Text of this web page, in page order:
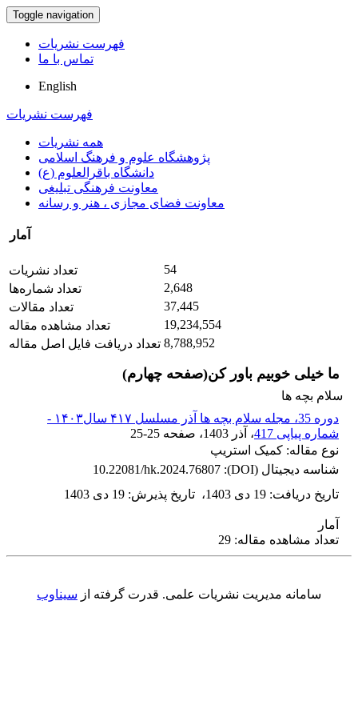
Toggle navigation
فهرست نشریات
تماس با ما
English
فهرست نشریات
همه نشریات
پژوهشگاه علوم و فرهنگ اسلامی
دانشگاه باقرالعلوم (ع)
معاونت فرهنگی تبلیغی
معاونت فضای مجازی ، هنر و رسانه
آمار
تعداد نشریات
54
تعداد شماره‌ها
2,648
تعداد مقالات
37,445
تعداد مشاهده مقاله
19,234,554
تعداد دریافت فایل اصل مقاله 8,788,952
ما خیلی خوبیم باور کن(صفحه چهارم)
سلام بچه ها
دوره 35، مجله سلام بچه ها آذر مسلسل ۴۱۷ سال۱۴۰۳ -
شماره پیاپی 417
، آذر 1403 ، صفحه 25-25
نوع مقاله: کمیک استریپ
شناسه دیجیتال (DOI):
10.22081/hk.2024.76807
تاریخ دریافت: 19 دی 1403 ، تاریخ پذیرش: 19 دی 1403
آمار
تعداد مشاهده مقاله: 29
سامانه مدیریت نشریات علمی. قدرت گرفته از سیناوب